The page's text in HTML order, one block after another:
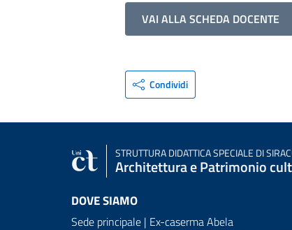
VAI ALLA SCHEDA DOCENTE
Condividi
STRUTTURA DIDATTICA SPECIALE DI
Architettura e Patrimonio
DOVE SIAMO
Sede principale | Ex-caserma Abela